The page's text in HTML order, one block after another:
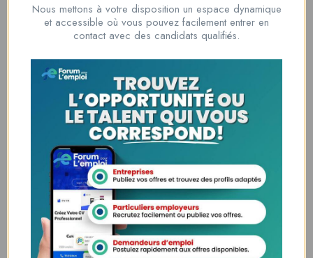
opportunité professionnelle ou que vous souhaitiez recruter les meilleurs
Lome, Togo
fpe@forumpouremploi.com / 0022891917788
Espaces Candidats
Parcourir les Candidats
Tableau de Bord
Alertes d’Emploi
Mes Favoris
Nous mettons à votre disposition un espace dynamique
et accessible où vous pouvez facilement entrer en
contact avec des candidats qualifiés.